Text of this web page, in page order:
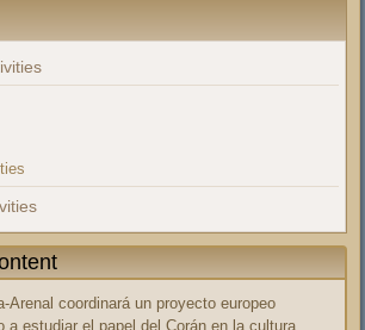
Arenal coordinará un proyecto europeo
a estudiar el papel del Corán en la cultura